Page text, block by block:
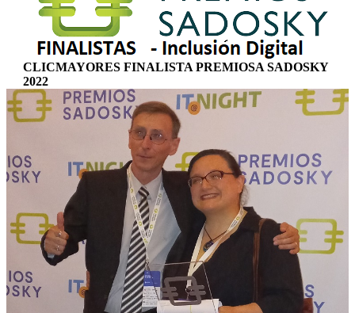
CLICMAYORES FINALISTA PREMIOSA SADOSKY
2022